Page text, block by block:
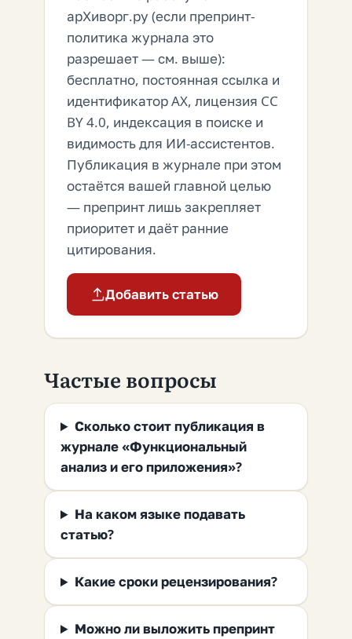
арХиворг.ру (если препринт-
политика журнала это
разрешает — см. выше):
бесплатно, постоянная ссылка и
идентификатор AX, лицензия CC
BY 4.0, индексация в поиске и
видимость для ИИ-ассистентов.
Публикация в журнале при этом
остаётся вашей главной целью
— препринт лишь закрепляет
приоритет и даёт ранние
цитирования.
Добавить статью
Частые вопросы
Сколько стоит публикация в
журнале «Функциональный
анализ и его приложения»?
На каком языке подавать
статью?
Какие сроки рецензирования?
Можно ли выложить препринт